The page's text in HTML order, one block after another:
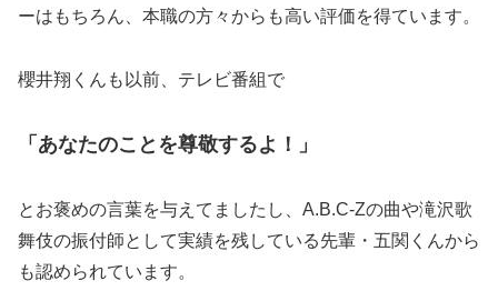
ーはもちろん、本職の方々からも高い評価を得ています。
櫻井翔くんも以前、テレビ番組で
「あなたのことを尊敬するよ！」
とお褒めの言葉を与えてましたし、A.B.C-Zの曲や滝沢歌
舞伎の振付師として実績を残している先輩・五関くんから
も認められています。